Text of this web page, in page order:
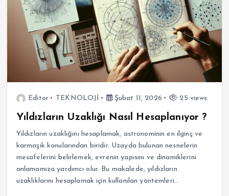
Editor TEKNOLOJİ Şubat 11, 2026 25 views
Yıldızların Uzaklığı Nasıl Hesaplanıyor ?
Yıldızların uzaklığını hesaplamak, astronominin en ilginç ve
karmaşık konularından biridir. Uzayda bulunan nesnelerin
mesafelerini belirlemek, evrenin yapısını ve dinamiklerini
anlamamıza yardımcı olur. Bu makalede, yıldızların
uzaklıklarını hesaplamak için kullanılan yöntemleri…